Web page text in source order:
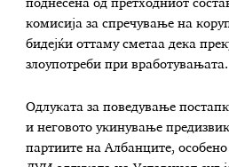
поднесена од претходниот
комисија за спречување на
бидејќи оттаму сметаа дека
злоупотреби при вработувањата.
Одлуката за поведување
и неговото укинување
партиите на Албанците,